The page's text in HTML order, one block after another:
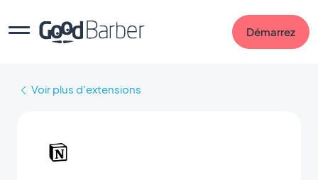
Démarrez
Voir plus d'extensions